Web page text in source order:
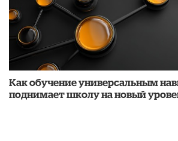
​Как обучение универсальным
поднимает школу на новый